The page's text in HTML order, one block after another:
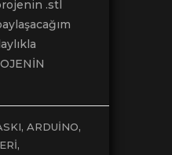
.stl
, ARDUINO,
,